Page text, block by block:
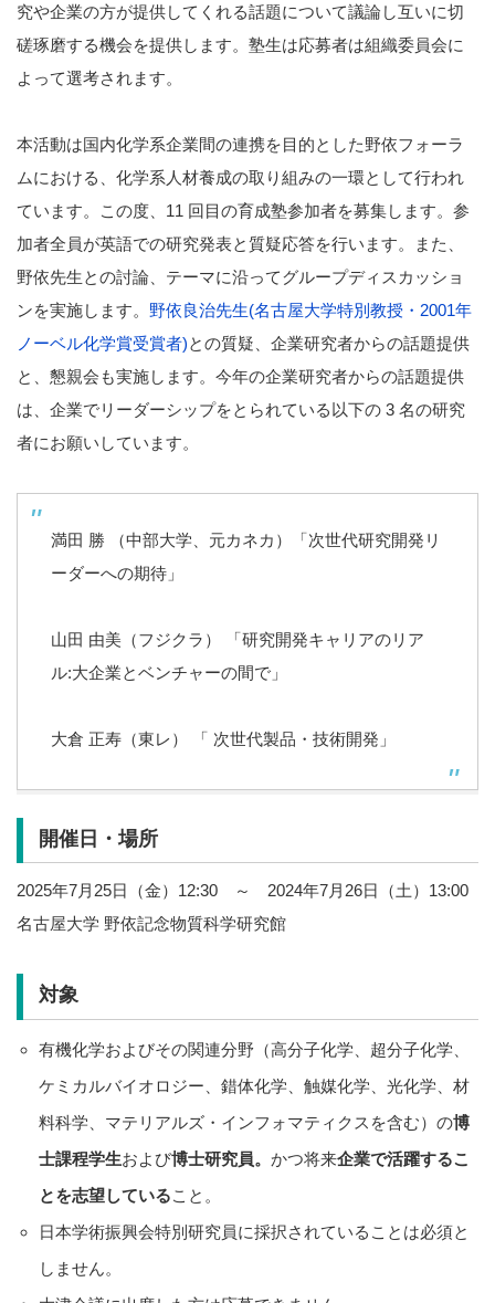
究や企業の方が提供してくれる話題について議論し互いに切
磋琢磨する機会を提供します。塾生は応募者は組織委員会に
よって選考されます。
本活動は国内化学系企業間の連携を目的とした野依フォーラ
ムにおける、化学系人材養成の取り組みの一環として行われ
ています。この度、11 回目の育成塾参加者を募集します。参
加者全員が英語での研究発表と質疑応答を行います。また、
野依先生との討論、テーマに沿ってグループディスカッショ
ンを実施します。 野依良治先生(名古屋大学特別教授・2001年
ノーベル化学賞受賞者)との質疑、企業研究者からの話題提供
と、懇親会も実施します。今年の企業研究者からの話題提供
は、企業でリーダーシップをとられている以下の 3 名の研究
者にお願いしています。
満田 勝 （中部大学、元カネカ）「次世代研究開発リ
ーダーへの期待」
山田 由美（フジクラ） 「研究開発キャリアのリア
ル:大企業とベンチャーの間で」
大倉 正寿（東レ） 「 次世代製品・技術開発」
開催日・場所
2025年7月25日（金）12:30 ～ 2024年7月26日（土）13:00
名古屋大学 野依記念物質科学研究館
対象
有機化学およびその関連分野（高分子化学、超分子化学、
ケミカルバイオロジー、錯体化学、触媒化学、光化学、材
料科学、マテリアルズ・インフォマティクスを含む）の博
士課程学生および博士研究員。 かつ将来企業で活躍するこ
とを志望していること。
日本学術振興会特別研究員に採択されていることは必須と
しません。